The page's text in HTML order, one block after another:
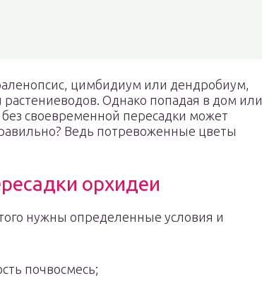
цимбидиум или дендробиум,
Однако попадая в дом или
своевременной пересадки может
Ведь потревоженные цветы
орхидеи
нужны определенные условия и
почвосмесь;